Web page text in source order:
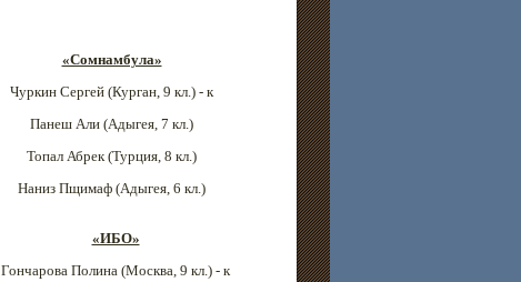
«Сомнамбула»
Чуркин Сергей (Курган, 9 кл.) - к
Панеш Али (Адыгея, 7 кл.)
Топал Абрек (Турция, 8 кл.)
Наниз Пщимаф (Адыгея, 6 кл.)
«ИБО»
Гончарова Полина (Москва, 9 кл.) - к